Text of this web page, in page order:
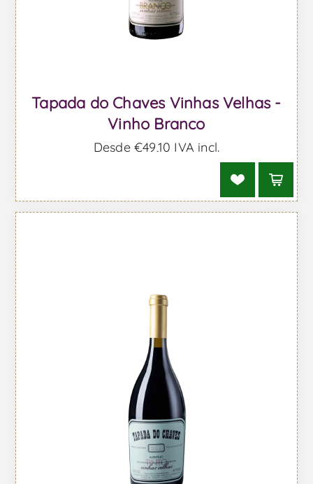
Tapada do Chaves Vinhas Velhas -
Vinho Branco
Desde €49,10 IVA incl.